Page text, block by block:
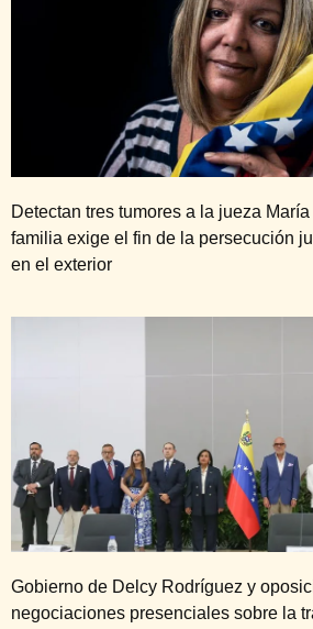
Detectan tres tumores a la jueza
familia exige el fin de la persecución
en el exterior
Gobierno de Delcy Rodríguez y
negociaciones presenciales sobre la